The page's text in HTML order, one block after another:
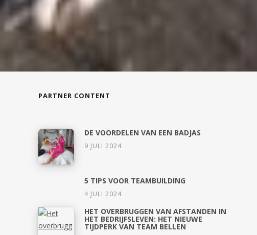
PARTNER CONTENT
DE VOORDELEN VAN EEN BADJAS
9 JULI 2024
5 TIPS VOOR TEAMBUILDING
4 JULI 2024
HET OVERBRUGGEN VAN AFSTANDEN IN
HET BEDRIJFSLEVEN: HET NIEUWE
TIJDPERK VAN TEAM BELLEN